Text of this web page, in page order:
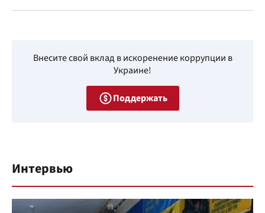
Внесите свой вклад в искоренение коррупции в
Украине!
Поддержать
Интервью